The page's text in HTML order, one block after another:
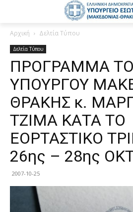
Αρχική Δελτία Τύπου
Δελτία Τύπου
ΠΡΟΓΡΑΜΜΑ
ΥΠΟΥΡΓΟΥ
ΘΡΑΚΗΣ κ.
ΤΖΙΜΑ ΚΑΤΑ ΤΟ
ΕΟΡΤΑΣΤΙΚΟ
26ης – 28ης
2007-10-25